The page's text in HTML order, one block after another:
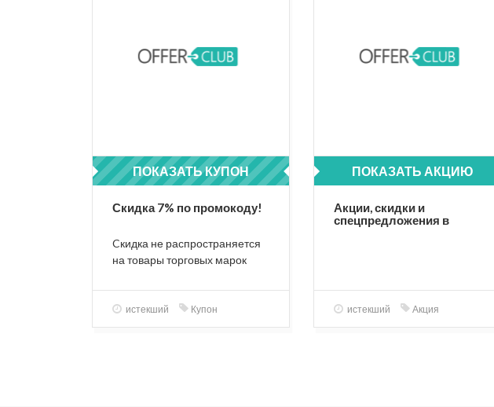
ПОКАЗАТЬ КУПОН
PETSALE7
Скидка 7% по промокоду!
Cкидка не распространяется
на товары торговых марок
Dreamies, Felix, FRISKIES,
Gourmet, Kitekat, Pedigree,
Perfect Fit, Sheba, Whiskas,
истекший Купон
ПОКАЗАТЬ АКЦИЮ
Акции, скидки и
спецпредложения в
истекший Акция